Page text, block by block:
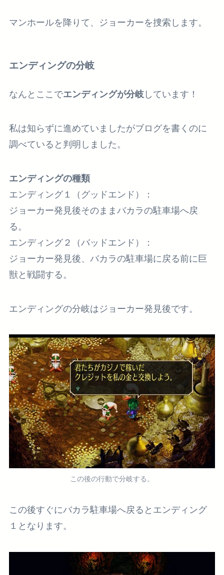
マンホールを降りて、ジョーカーを捜索します。
エンディングの分岐
なんとここでエンディングが分岐しています！
私は知らずに進めていましたがブログを書くのに
調べていると判明しました。
エンディングの種類
エンディング１（グッドエンド）：
ジョーカー発見後そのままバカラの駐車場へ戻
る。
エンディング２（バッドエンド）：
ジョーカー発見後、バカラの駐車場に戻る前に巨
獣と戦闘する。
エンディングの分岐はジョーカー発見後です。
この後の行動で分岐する。
この後すぐにバカラ駐車場へ戻るとエンディング
１となります。